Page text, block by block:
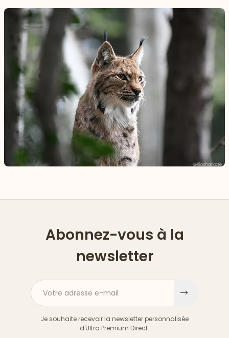
Abonnez-vous à la
newsletter
Votre adresse e-mail
Je souhaite recevoir la newsletter personnalisée
d'Ultra Premium Direct.